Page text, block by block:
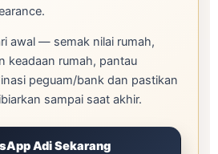
awal — semak nilai rumah,
keadaan rumah, pantau
peguam/bank dan pastikan
sampai saat akhir.
Adi Sekarang